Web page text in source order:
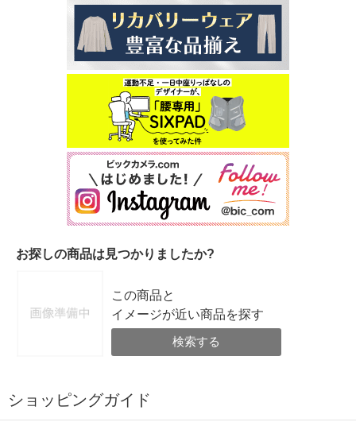
お探しの商品は見つかりましたか?
この商品と
イメージが近い商品を探す
検索する
ショッピングガイド